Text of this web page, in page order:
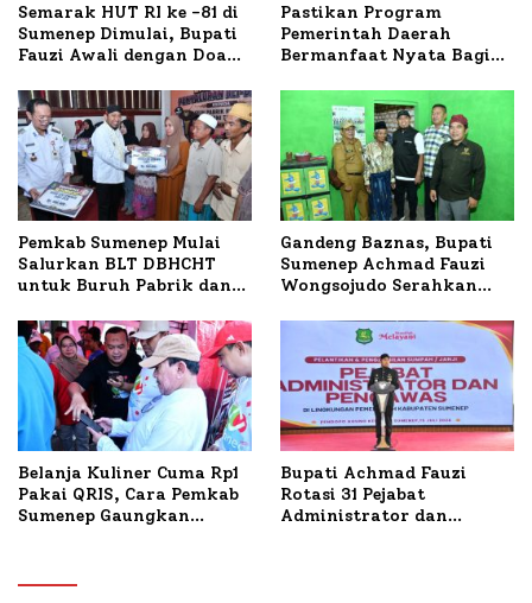
Semarak HUT RI ke -81 di
Sumenep Dimulai, Bupati
Fauzi Awali dengan Doa
Terbakar
Pastikan Program
Pemerintah Daerah
Bermanfaat Nyata Bagi
Sumenep Tinjau Langsung
Budidaya Lele dan Ayam
Petelur di Desa Bataal
Timur
Pemkab Sumenep Mulai
Salurkan BLT DBHCHT
untuk Buruh Pabrik dan
Gandeng Baznas, Bupati
Sumenep Achmad Fauzi
Wongsojudo Serahkan
Dua Kecamatan
Belanja Kuliner Cuma Rp1
Pakai QRIS, Cara Pemkab
Sumenep Gaungkan
Bupati Achmad Fauzi
Rotasi 31 Pejabat
Administrator dan